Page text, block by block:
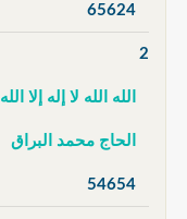
65624
2
الله الله لا إله إلا الله
الحاج محمد البراق
54654